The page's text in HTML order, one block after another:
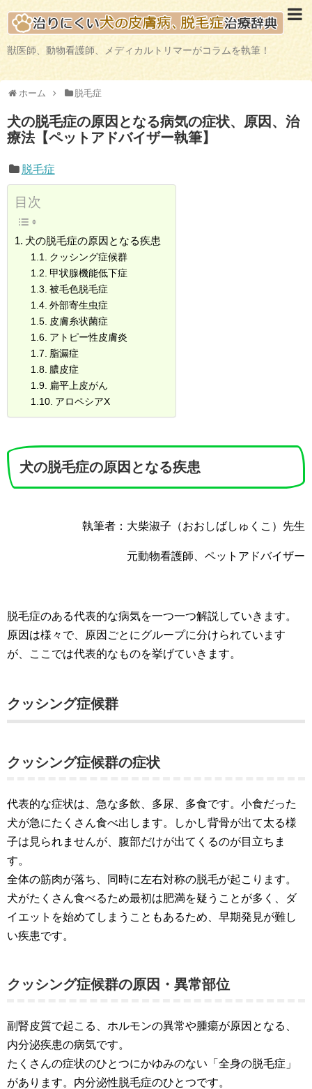
獣医師、動物看護師、メディカルトリマーがコラムを執筆！
ホーム 脱毛症
犬の脱毛症の原因となる病気の症状、原因、治
療法【ペットアドバイザー執筆】
脱毛症
目次
犬の脱毛症の原因となる疾患
クッシング症候群
甲状腺機能低下症
被毛色脱毛症
外部寄生虫症
皮膚糸状菌症
アトピー性皮膚炎
脂漏症
膿皮症
扁平上皮がん
アロペシアX
犬の脱毛症の原因となる疾患
執筆者：大柴淑子（おおしばしゅくこ）先生
元動物看護師、ペットアドバイザー
脱毛症のある代表的な病気を一つ一つ解説していきます。
原因は様々で、原因ごとにグループに分けられています
が、ここでは代表的なものを挙げていきます。
クッシング症候群
クッシング症候群の症状
代表的な症状は、急な多飲、多尿、多食です。小食だった
犬が急にたくさん食べ出します。しかし背骨が出て太る様
子は見られませんが、腹部だけが出てくるのが目立ちま
す。
全体の筋肉が落ち、同時に左右対称の脱毛が起こります。
犬がたくさん食べるため最初は肥満を疑うことが多く、ダ
イエットを始めてしまうこともあるため、早期発見が難し
い疾患です。
クッシング症候群の原因・異常部位
副腎皮質で起こる、ホルモンの異常や腫瘍が原因となる、
内分泌疾患の病気です。
たくさんの症状のひとつにかゆみのない「全身の脱毛症」
があります。内分泌性脱毛症のひとつです。